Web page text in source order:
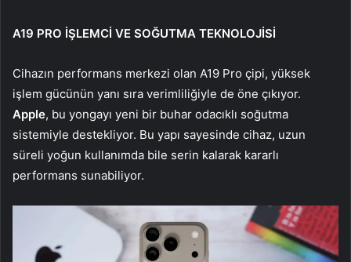
A19 PRO İŞLEMCİ VE SOĞUTMA TEKNOLOJİSİ
Cihazın performans merkezi olan A19 Pro çipi, yüksek
işlem gücünün yanı sıra verimliliğiyle de öne çıkıyor.
Apple, bu yongayı yeni bir buhar odacıklı soğutma
sistemiyle destekliyor. Bu yapı sayesinde cihaz, uzun
süreli yoğun kullanımda bile serin kalarak kararlı
performans sunabiliyor.